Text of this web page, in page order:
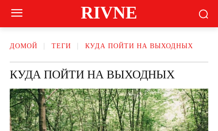
RIVNE
ДОМОЙ ТЕГИ КУДА ПОЙТИ НА ВЫХОДНЫХ
КУДА ПОЙТИ НА ВЫХОДНЫХ